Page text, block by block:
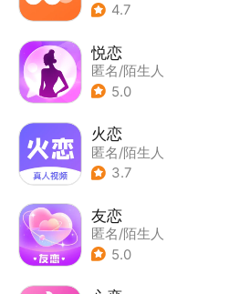
4.7
悦恋
匿名/陌生人
5.0
火恋
匿名/陌生人
3.7
友恋
匿名/陌生人
5.0